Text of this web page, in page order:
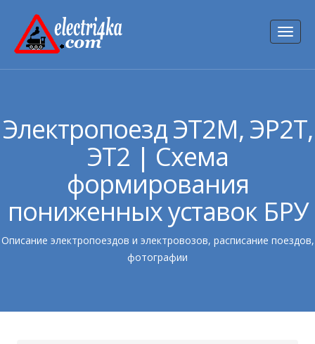
Электропоезд ЭТ2М, ЭР2Т,
ЭТ2 | Схема
формирования
пониженных уставок БРУ
Описание электропоездов и электровозов, расписание поездов,
фотографии